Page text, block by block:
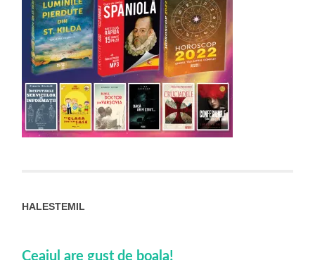
HALESTEMIL
Ceaiul are gust de boala!